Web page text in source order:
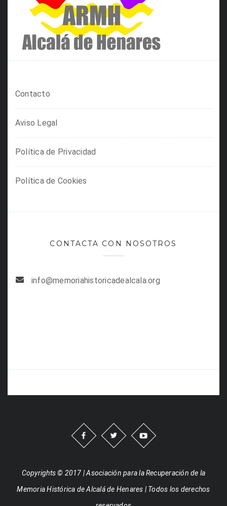
Contacto
Aviso Legal
Política de Privacidad
Política de Cookies
CONTACTA CON NOSOTROS
info@memoriahistoricadealcala.org
Copyrights © 2017 | Asociación para la Recuperación de la
Memoria Histórica de Alcalá de Henares | Todos los derechos